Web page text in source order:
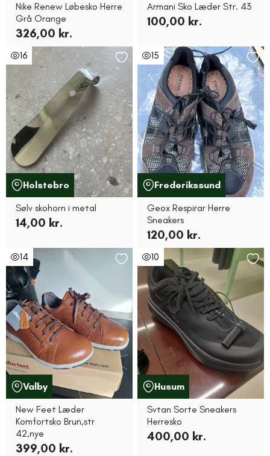
Nike Renew Løbesko Herre
Grå Orange
326,00 kr.
Armani Sko Læder Str. 43
100,00 kr.
16
Holstebro
Sølv skohorn i metal
14,00 kr.
15
Frederikssund
Geox Respirar Herre
Sneakers
120,00 kr.
14
Valby
New Feet Læder
Komfortsko Brun,str
42,nye
399,00 kr.
10
Husum
Svtan Sorte Sneakers
Herresko
400,00 kr.